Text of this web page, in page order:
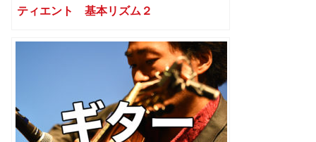
ティエント 基本リズム２